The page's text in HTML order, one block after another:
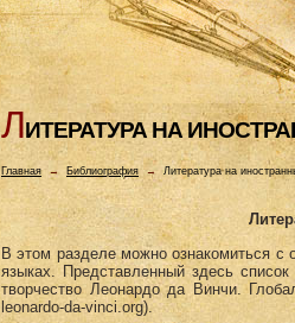
ЛИТЕРАТУРА HА
Главная→ Библиография →Литература на
В этом разделе можно ознакомиться с
языках. Представленный здесь
творчество Леонардо да Винчи.
leonardo-da-vinci.org).